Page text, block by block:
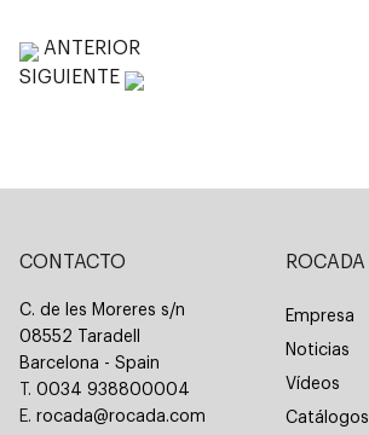
Contacto
ANTERIOR
SIGUIENTE
CONTACTO
C. de les Moreres s/n
08552 Taradell
Barcelona - Spain
T. 0034 938800004
E. rocada@rocada.com
ROCADA
Empresa
Noticias
Vídeos
Catálogos